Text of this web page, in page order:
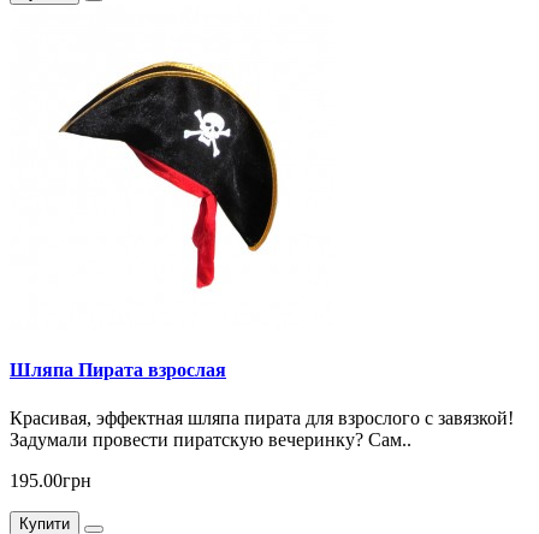
Шляпа Пирата взрослая
Красивая, эффектная шляпа пирата для взрослого с завязкой!
Задумали провести пиратскую вечеринку? Сам..
195.00грн
Купити